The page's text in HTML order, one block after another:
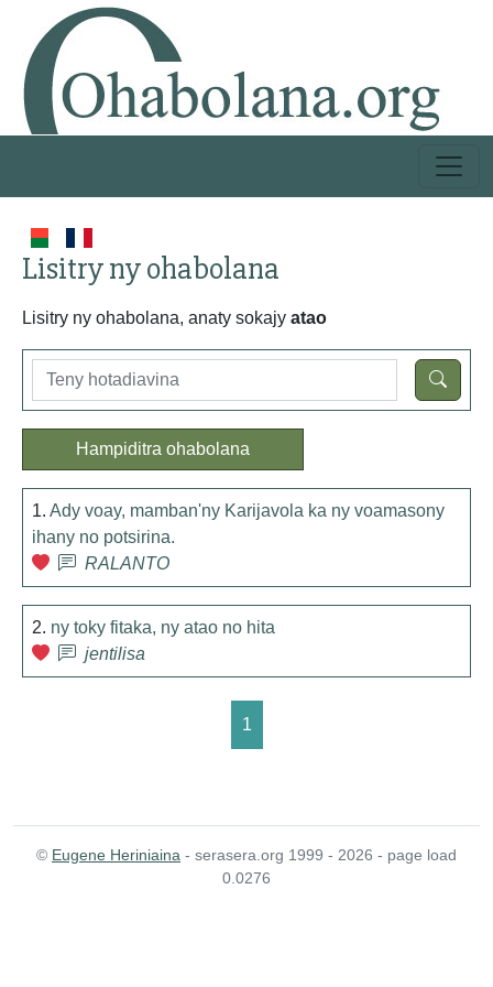
Lisitry ny ohabolana
Lisitry ny ohabolana, anaty sokajy atao
Hampiditra ohabolana
1. Ady voay, mamban'ny Karijavola ka ny voamasony
ihany no potsirina.
RALANTO
2. ny toky fitaka, ny atao no hita
jentilisa
1
© Eugene Heriniaina - serasera.org 1999 - 2026 - page load
0.0276